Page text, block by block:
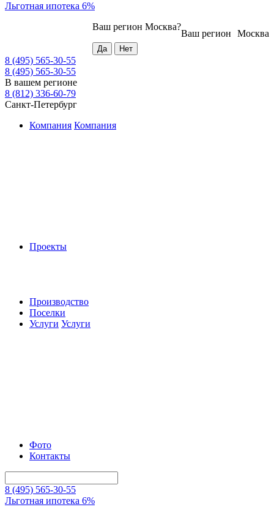
Льготная ипотека 6%
Москва
Ваш регион
Ваш регион Москва?
8 (495) 565-30-55
8 (495) 565-30-55
В вашем регионе
8 (812) 336-60-79
Санкт-Петербург
Компания Компания
Проекты
Производство
Поселки
Услуги Услуги
Фото
Контакты
8 (495) 565-30-55
Льготная ипотека 6%